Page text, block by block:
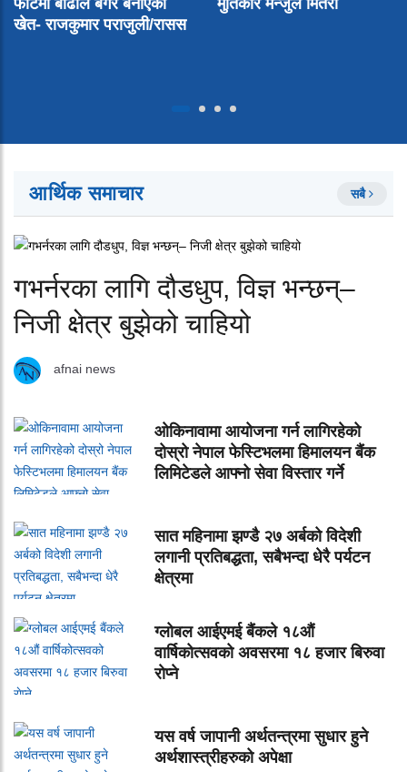
फाँटमा बाढीले बगर बनाएको
खेत- राजकुमार पराजुली/रासस
मुर्तिकार मन्जुल मितेरी
आर्थिक समाचार सबै
गभर्नरका लागि दौडधुप, विज्ञ भन्छन्–
निजी क्षेत्र बुझेको चाहियो
afnai news
ओकिनावामा आयोजना गर्न लागिरहेको
दोस्रो नेपाल फेस्टिभलमा हिमालयन बैंक
लिमिटेडले आफ्नो सेवा विस्तार गर्ने
सात महिनामा झण्डै २७ अर्बको विदेशी
लगानी प्रतिबद्धता, सबैभन्दा धेरै पर्यटन
क्षेत्रमा
ग्लोबल आईएमई बैंकले १८औं
वार्षिकोत्सवको अवसरमा १८ हजार बिरुवा
राेप्ने
यस वर्ष जापानी अर्थतन्त्रमा सुधार हुने
अर्थशास्त्रीहरुको अपेक्षा